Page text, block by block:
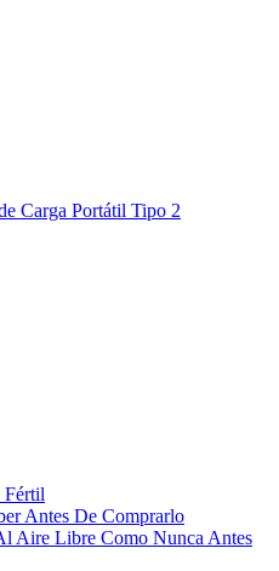
Carga Portátil Tipo 2
Fértil
Antes De Comprarlo
Aire Libre Como Nunca Antes